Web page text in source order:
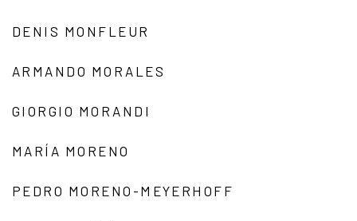
DENIS MONFLEUR
ARMANDO MORALES
GIORGIO MORANDI
MARÍA MORENO
PEDRO MORENO-MEYERHOFF